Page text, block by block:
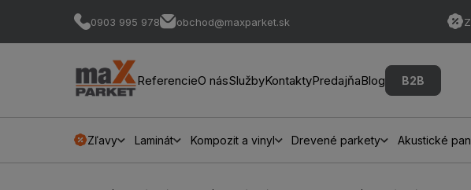
0903 995 978 obchod@maxparket.sk
ReferencieO násSlužbyKontaktyPredajňaBlog B2B
Zľavy Laminát Kompozit a vinyl Drevené parkety Akustické